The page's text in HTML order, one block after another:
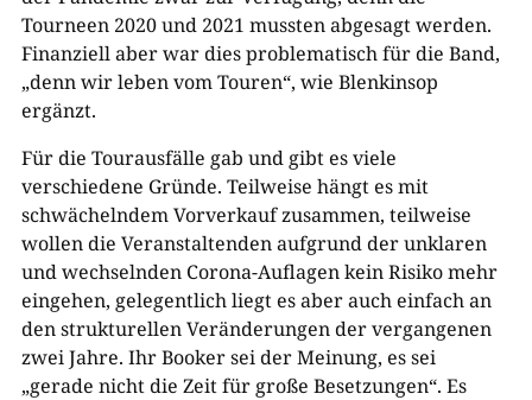
Tourneen 2020 und 2021 mussten abgesagt werden.
Finanziell aber war dies problematisch für die Band,
„denn wir leben vom Touren“, wie Blenkinsop
ergänzt.
Für die Tourausfälle gab und gibt es viele
verschiedene Gründe. Teilweise hängt es mit
schwächelndem Vorverkauf zusammen, teilweise
wollen die Veranstaltenden aufgrund der unklaren
und wechselnden Corona-Auflagen kein Risiko mehr
eingehen, gelegentlich liegt es aber auch einfach an
den strukturellen Veränderungen der vergangenen
zwei Jahre. Ihr Booker sei der Meinung, es sei
„gerade nicht die Zeit für große Besetzungen“. Es